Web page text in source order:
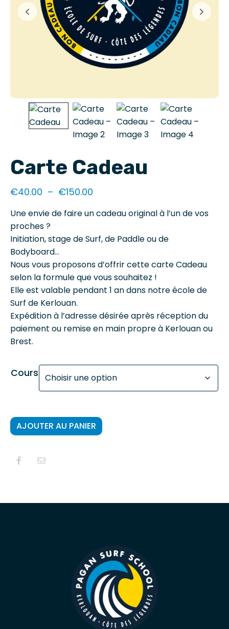
Carte Cadeau
€40.00 – €150.00
Une envie de faire un cadeau original à l’un de vos
proches ?
Initiation, stage de Surf, de Paddle ou de
Bodyboard…
Nous vous proposons d’offrir cette carte Cadeau
selon la formule que vous souhaitez !
Elle est valable pendant 1 an dans notre école de
Surf de Kerlouan.
Expédition à l’adresse désirée après réception du
paiement ou remise en main propre à Kerlouan ou
Brest.
Cours
AJOUTER AU PANIER